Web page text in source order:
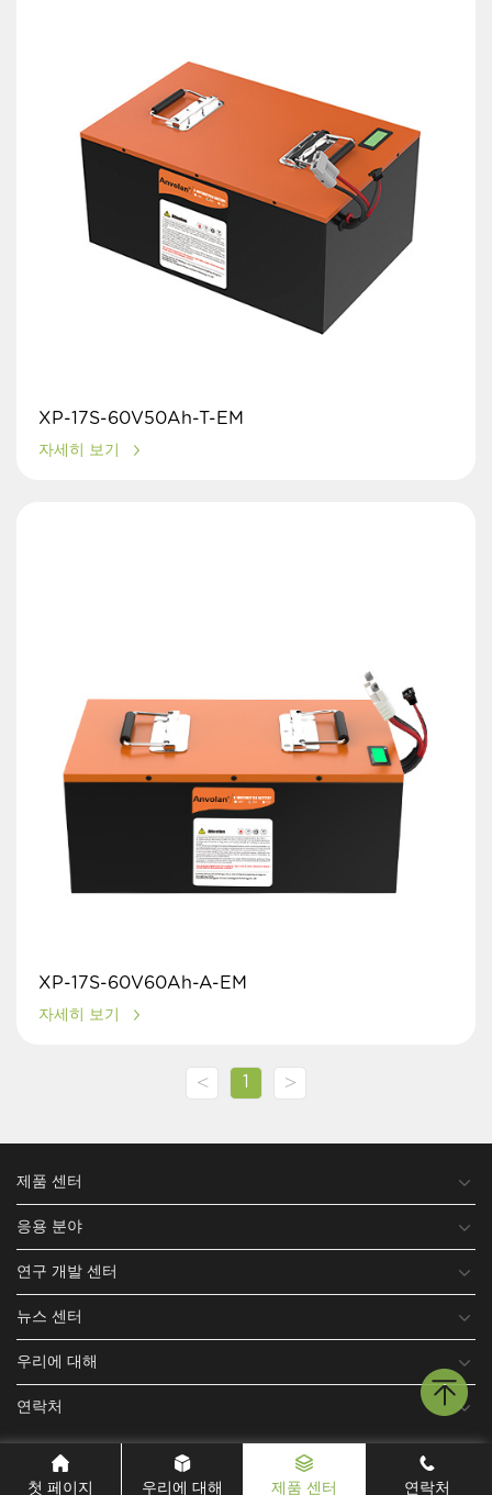
XP-17S-60V50Ah-T-EM
자세히 보기
XP-17S-60V60Ah-A-EM
자세히 보기
< 1 >
제품 센터
응용 분야
연구 개발 센터
뉴스 센터
우리에 대해
연락처
첫 페이지 우리에 대해 제품 센터 연락처